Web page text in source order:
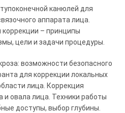
канюлей для
аппарата лица.
коррекции – принципы
цели и задачи процедуры.
возможности безопасного
для коррекции локальных
лица. Коррекция
и овала лица. Техники работы
доступы, выбор глубины.